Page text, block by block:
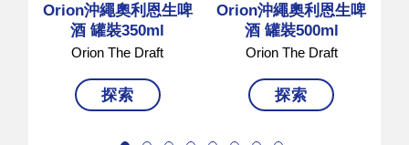
Orion沖繩奧利恩生啤
酒 罐裝350ml
Orion The Draft
探索
Orion沖繩奧利恩生啤
酒 罐裝500ml
Orion The Draft
探索